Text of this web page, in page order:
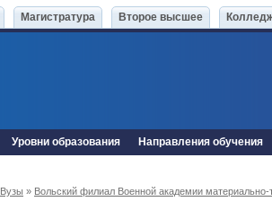
Магистратура Второе высшее
Уровни образования Направления обучения
Вузы » Вольский филиал Военной академии